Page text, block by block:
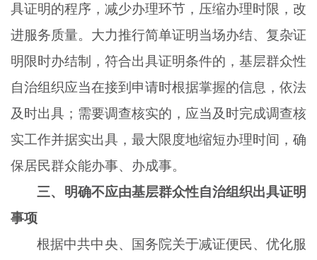
具证明的程序，减少办理环节，压缩办理时限，改
进服务质量。大力推行简单证明当场办结、复杂证
明限时办结制，符合出具证明条件的，基层群众性
自治组织应当在接到申请时根据掌握的信息，依法
及时出具；需要调查核实的，应当及时完成调查核
实工作并据实出具，最大限度地缩短办理时间，确
保居民群众能办事、办成事。
三、明确不应由基层群众性自治组织出具证明
事项
根据中共中央、国务院关于减证便民、优化服